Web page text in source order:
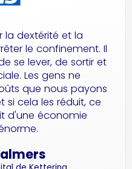
la dextérité et la
le confinement. Il
se lever, de sortir et
Les gens ne
que nous payons
si cela les réduit, ce
d'une économie